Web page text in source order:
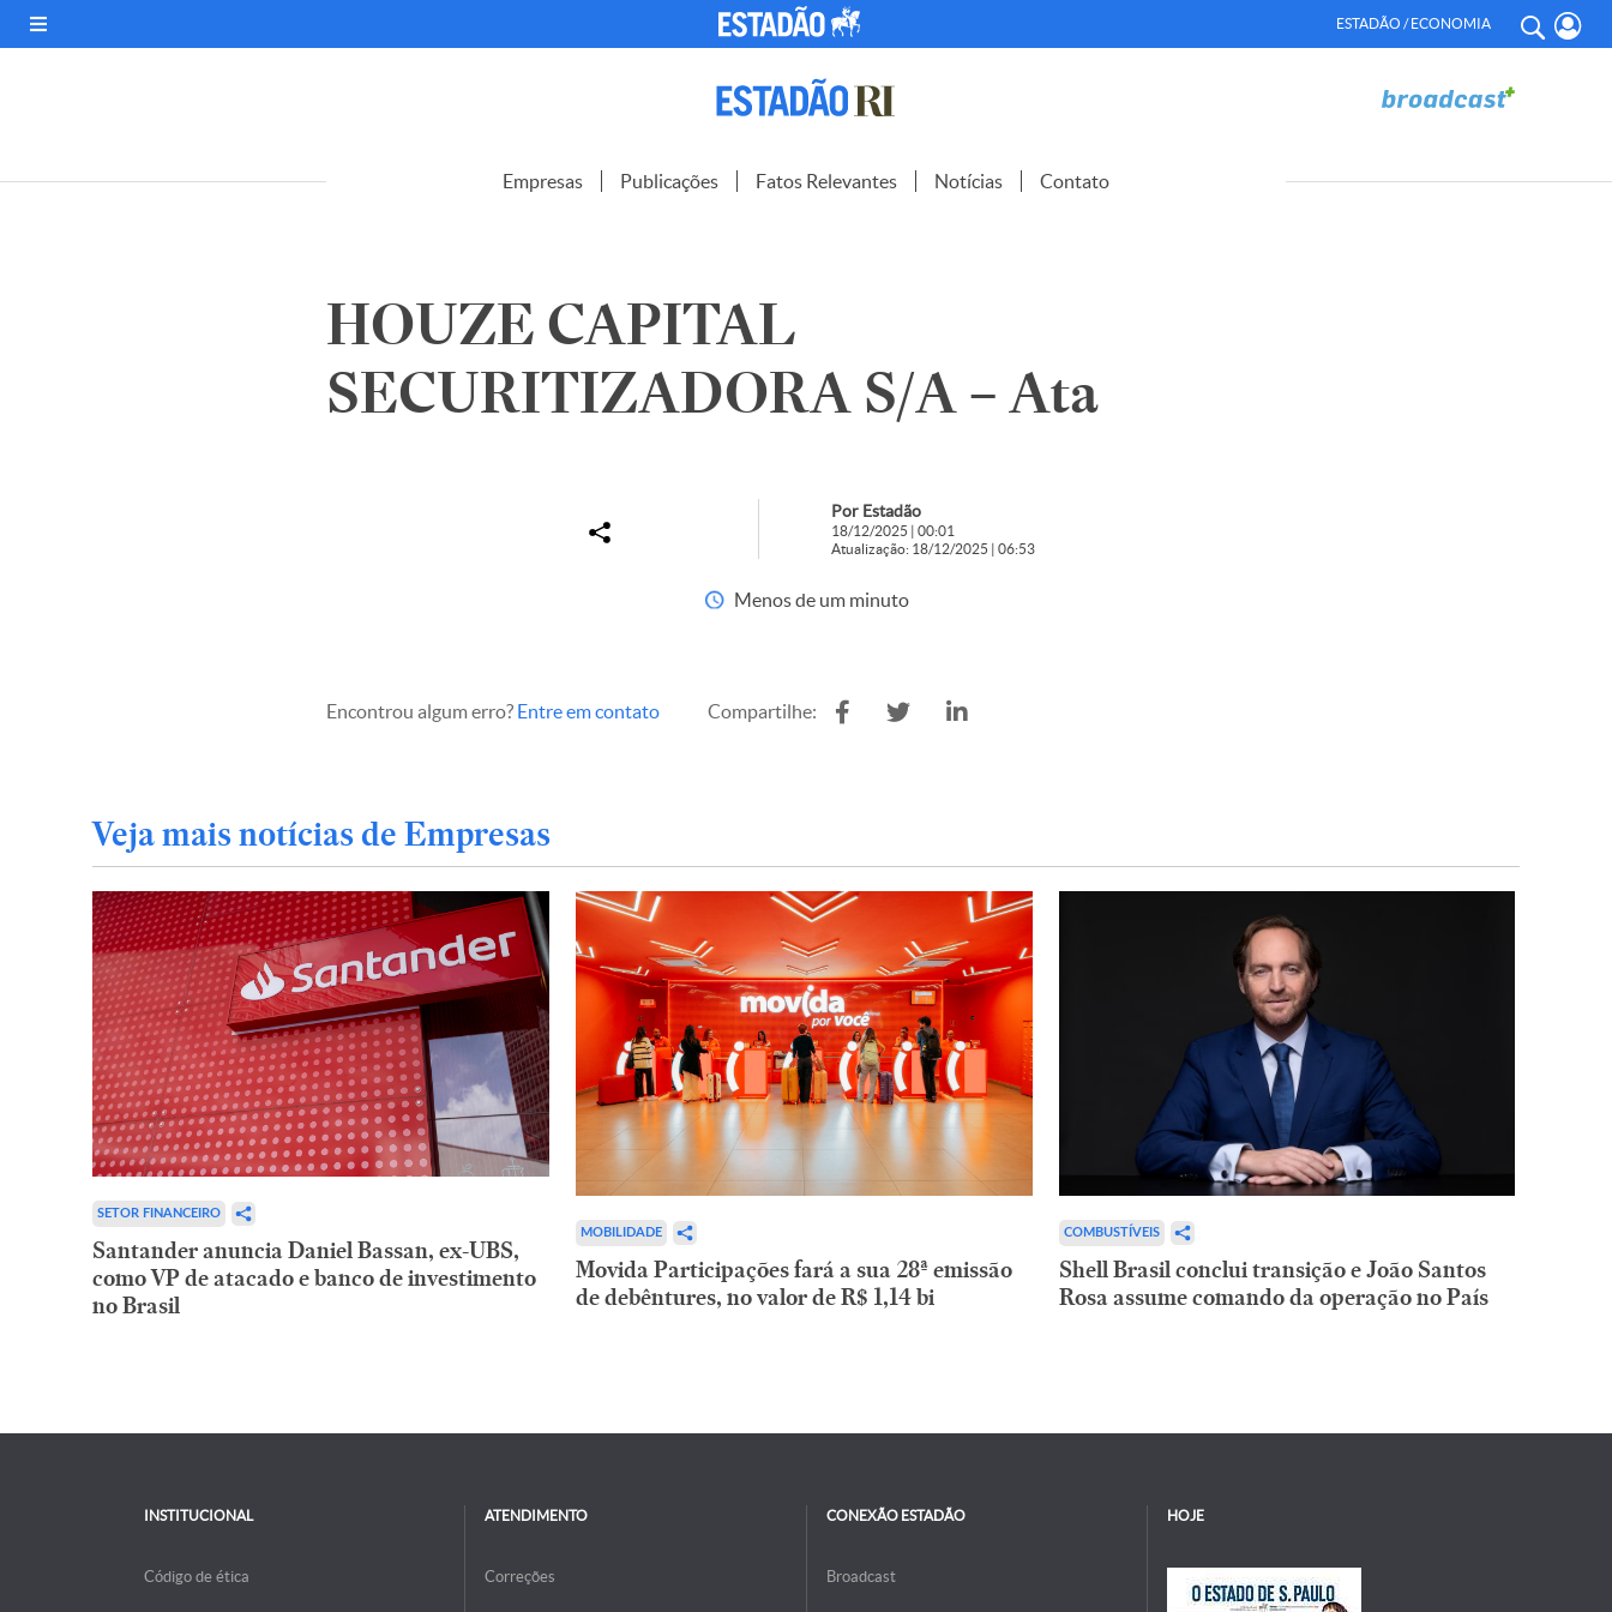
ESTADÃO / ECONOMIA
Empresas Publicações Fatos Relevantes Notícias Contato
HOUZE CAPITAL
SECURITIZADORA S/A – Ata
Por Estadão
18/12/2025 | 00:01
Atualização: 18/12/2025 | 06:53
Menos de um minuto
Encontrou algum erro? Entre em contato Compartilhe:
Veja mais notícias de Empresas
SETOR FINANCEIRO
Santander anuncia Daniel Bassan, ex-UBS,
como VP de atacado e banco de investimento
no Brasil
MOBILIDADE
Movida Participações fará a sua 28ª emissão
de debêntures, no valor de R$ 1,14 bi
COMBUSTÍVEIS
Shell Brasil conclui transição e João Santos
Rosa assume comando da operação no País
INSTITUCIONAL
Código de ética
ATENDIMENTO
Correções
CONEXÃO ESTADÃO
Broadcast
HOJE